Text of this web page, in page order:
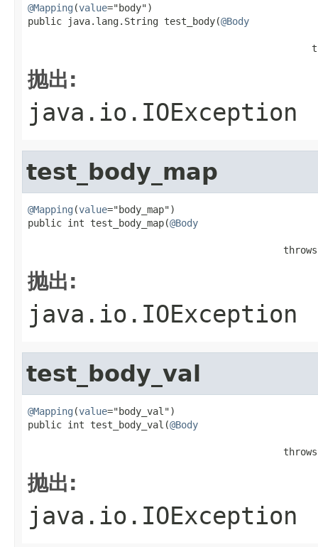
@Mapping (value="body")
public java.lang.String test_body(@Body
抛出:
java.io.IOException
test_body_map
@Mapping (value="body_map")
public int test_body_map(@Body
抛出:
java.io.IOException
test_body_val
@Mapping (value="body_val")
public int test_body_val(@Body
抛出:
java.io.IOException